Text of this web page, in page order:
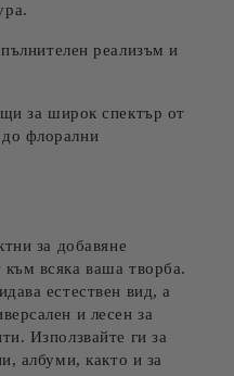
реализъм и
за широк спектър от
до флорални
за добавяне
към всяка ваша творба.
естествен вид, а
и лесен за
Използвайте ги за
албуми, както и за